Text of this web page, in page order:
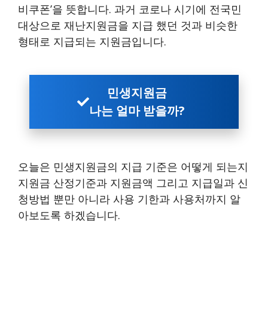
비쿠폰’을 뜻합니다. 과거 코로나 시기에 전국민
대상으로 재난지원금을 지급 했던 것과 비슷한
형태로 지급되는 지원금입니다.
민생지원금
나는 얼마 받을까?
오늘은 민생지원금의 지급 기준은 어떻게 되는지
지원금 산정기준과 지원금액 그리고 지급일과 신
청방법 뿐만 아니라 사용 기한과 사용처까지 알
아보도록 하겠습니다.